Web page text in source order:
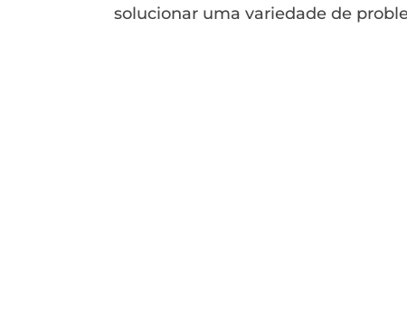
solucionar uma variedade de